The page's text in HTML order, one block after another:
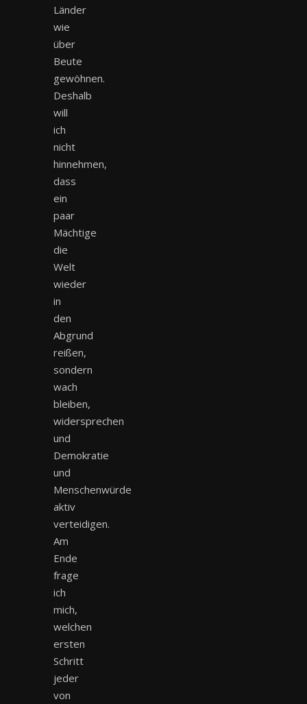
Länder
wie
über
Beute
gewöhnen.
Deshalb
will
ich
nicht
hinnehmen,
dass
ein
paar
Mächtige
die
Welt
wieder
in
den
Abgrund
reißen,
sondern
wach
bleiben,
widersprechen
und
Demokratie
und
Menschenwürde
aktiv
verteidigen.
Am
Ende
frage
ich
mich,
welchen
ersten
Schritt
jeder
von